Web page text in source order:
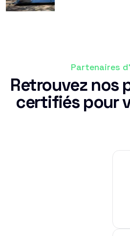
Partenaires
Retrouvez nos
certifiés pour